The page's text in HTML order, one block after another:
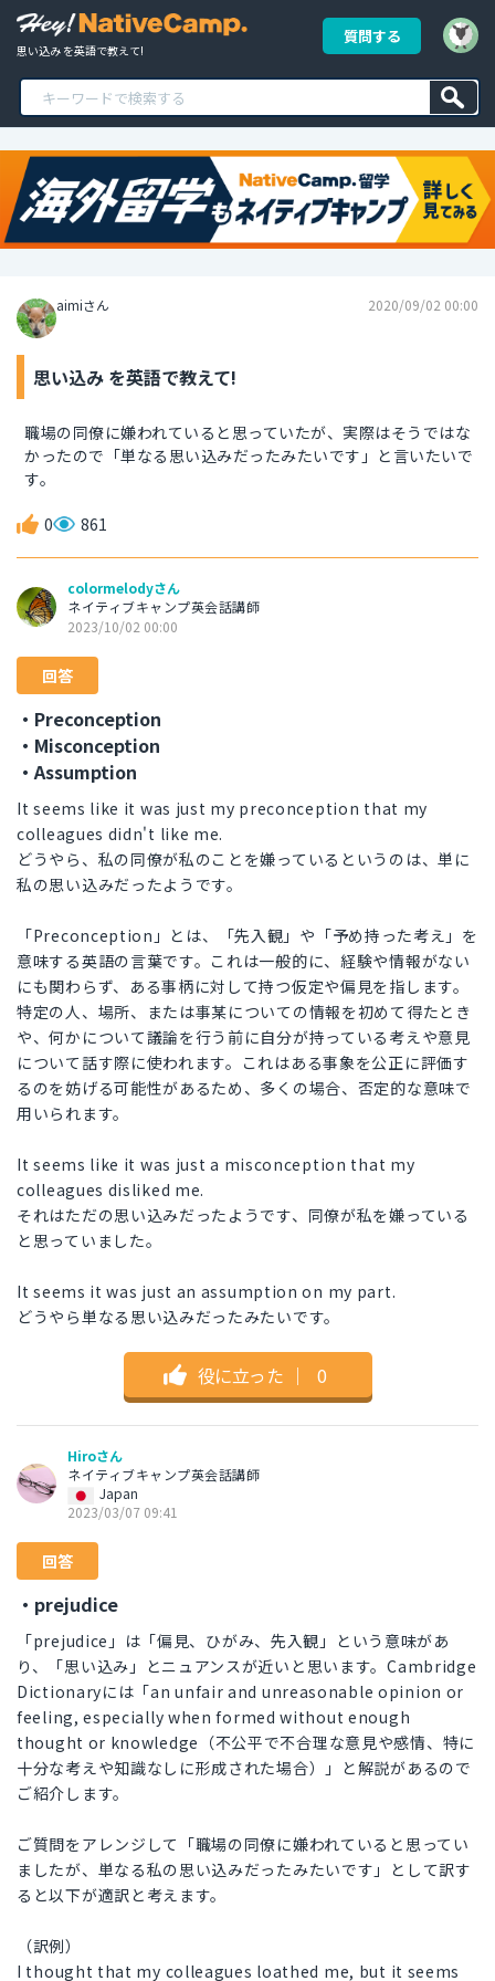
思い込み を英語で教えて!
質問する
aimiさん 2020/09/02 00:00
思い込み を英語で教えて!
職場の同僚に嫌われていると思っていたが、実際はそうではな
かったので「単なる思い込みだったみたいです」と言いたいで
す。
0 861
colormelodyさん
ネイティブキャンプ英会話講師
2023/10/02 00:00
回答
・Preconception
・Misconception
・Assumption
It seems like it was just my preconception that my
colleagues didn't like me.
どうやら、私の同僚が私のことを嫌っているというのは、単に
私の思い込みだったようです。
「Preconception」とは、「先入観」や「予め持った考え」を
意味する英語の言葉です。これは一般的に、経験や情報がない
にも関わらず、ある事柄に対して持つ仮定や偏見を指します。
特定の人、場所、または事某についての情報を初めて得たとき
や、何かについて議論を行う前に自分が持っている考えや意見
について話す際に使われます。これはある事象を公正に評価す
るのを妨げる可能性があるため、多くの場合、否定的な意味で
用いられます。
It seems like it was just a misconception that my
colleagues disliked me.
それはただの思い込みだったようです、同僚が私を嫌っている
と思っていました。
It seems it was just an assumption on my part.
どうやら単なる思い込みだったみたいです。
役に立った ｜ 0
Hiroさん
ネイティブキャンプ英会話講師
Japan
2023/03/07 09:41
回答
・prejudice
「prejudice」は「偏見、ひがみ、先入観」という意味があ
り、「思い込み」とニュアンスが近いと思います。Cambridge
Dictionaryには「an unfair and unreasonable opinion or
feeling, especially when formed without enough
thought or knowledge（不公平で不合理な意見や感情、特に
十分な考えや知識なしに形成された場合）」と解説があるので
ご紹介します。
ご質問をアレンジして「職場の同僚に嫌われていると思ってい
ましたが、単なる私の思い込みだったみたいです」として訳す
ると以下が適訳と考えます。
（訳例）
I thought that my colleagues loathed me, but it seems